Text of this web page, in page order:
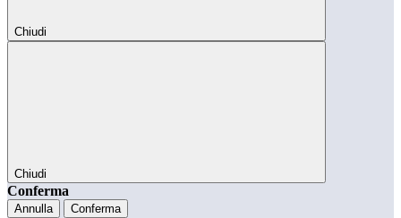
Chiudi
Chiudi
Conferma
Annulla Conferma